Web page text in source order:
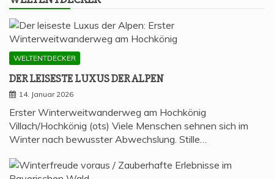
WELTENTDECKER
DER LEI­SES­TE LUXUS DER ALPEN
14. Januar 2026
Erster Winterweitwanderweg am Hochkönig
Villach/Hochkönig (ots) Viele Menschen sehnen sich im
Winter nach bewusster Abwechslung. Stille…